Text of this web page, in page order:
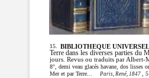
15. BIBLIOTHEQUE
Terre dans les diverses parties du
jours. Revus ou traduits par Albert-
8°, demi veau glacés havane, dos lisses
Mer et par Terre...
Paris, René, 1847 ,